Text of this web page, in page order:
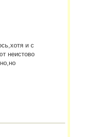
и с
неистово